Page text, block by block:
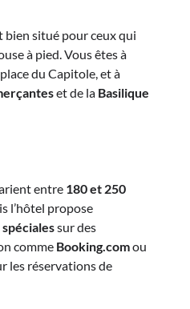
bien situé pour ceux qui
à pied. Vous êtes à
du Capitole, et à
et de la Basilique
entre 180 et 250
l’hôtel propose
sur des
comme Booking.comou
les réservations de